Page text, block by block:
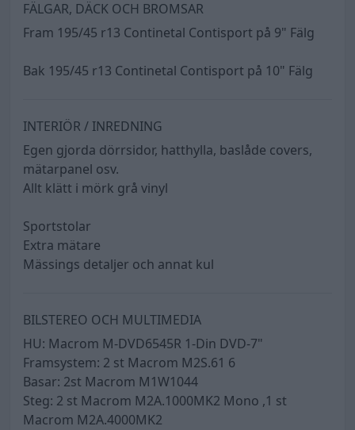
FÄLGAR, DÄCK OCH BROMSAR
Fram 195/45 r13 Continetal Contisport på 9" Fälg
Bak 195/45 r13 Continetal Contisport på 10" Fälg
INTERIÖR / INREDNING
Egen gjorda dörrsidor, hatthylla, baslåde covers,
mätarpanel osv.
Allt klätt i mörk grå vinyl
Sportstolar
Extra mätare
Mässings detaljer och annat kul
BILSTEREO OCH MULTIMEDIA
HU: Macrom M-DVD6545R 1-Din DVD-7"
Framsystem: 2 st Macrom M2S.61 6
Basar: 2st Macrom M1W1044
Steg: 2 st Macrom M2A.1000MK2 Mono ,1 st
Macrom M2A.4000MK2